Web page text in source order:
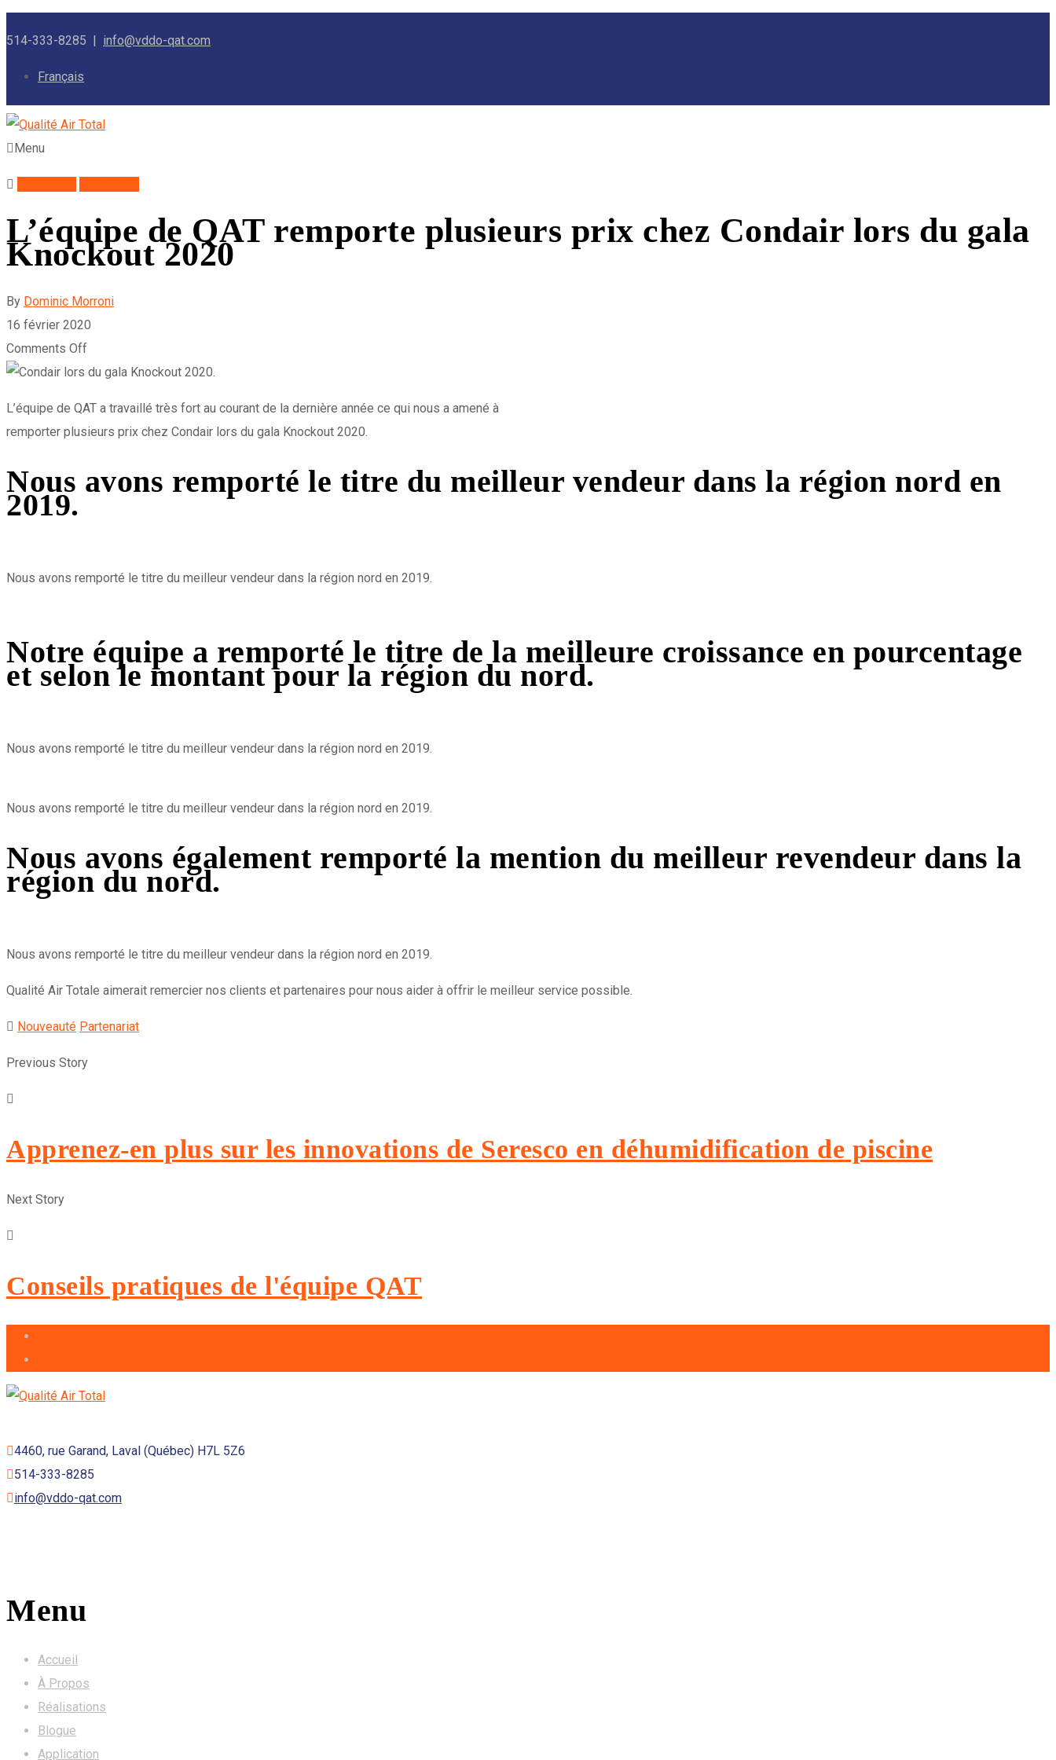
514-333-8285 | info@vddo-qat.com
Français
Menu
L’équipe de QAT remporte plusieurs prix chez Condair lors du gala
Knockout 2020
By Dominic Morroni
16 février 2020
Comments Off
L’équipe de QAT a travaillé très fort au courant de la dernière année ce qui nous a amené à
remporter plusieurs prix chez Condair lors du gala Knockout 2020.
Nous avons remporté le titre du meilleur vendeur dans la région nord en
2019.
Nous avons remporté le titre du meilleur vendeur dans la région nord en 2019.
Notre équipe a remporté le titre de la meilleure croissance en pourcentage
et selon le montant pour la région du nord.
Nous avons remporté le titre du meilleur vendeur dans la région nord en 2019.
Nous avons remporté le titre du meilleur vendeur dans la région nord en 2019.
Nous avons également remporté la mention du meilleur revendeur dans la
région du nord.
Nous avons remporté le titre du meilleur vendeur dans la région nord en 2019.
Qualité Air Totale aimerait remercier nos clients et partenaires pour nous aider à offrir le meilleur service possible.
Nouveauté Partenariat
Previous Story
Apprenez-en plus sur les innovations de Seresco en déhumidification de piscine
Next Story
Conseils pratiques de l'équipe QAT
4460, rue Garand, Laval (Québec) H7L 5Z6
514-333-8285
info@vddo-qat.com
Menu
Accueil
À Propos
Réalisations
Blogue
Application